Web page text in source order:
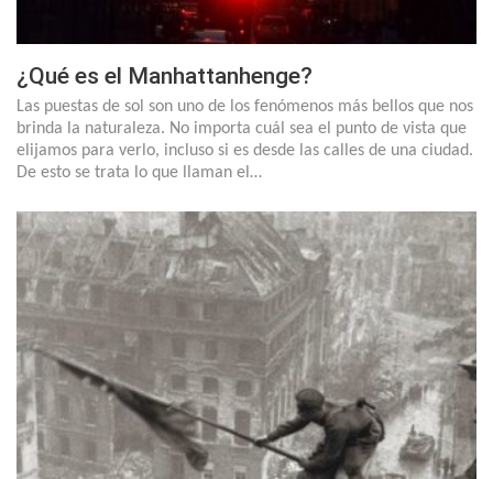
¿Qué es el Manhattanhenge?
Las puestas de sol son uno de los fenómenos más bellos que nos
brinda la naturaleza. No importa cuál sea el punto de vista que
elijamos para verlo, incluso si es desde las calles de una ciudad.
De esto se trata lo que llaman el…